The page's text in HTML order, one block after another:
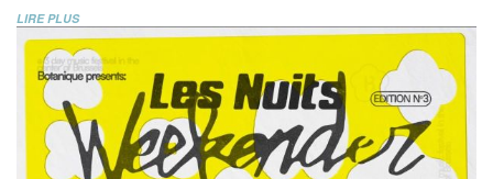
LIRE PLUS